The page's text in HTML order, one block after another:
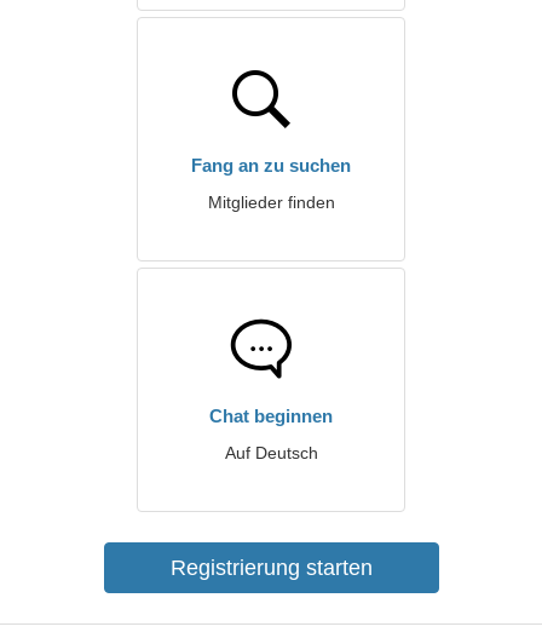
Fang an zu suchen
Mitglieder finden
Chat beginnen
Auf Deutsch
Registrierung starten